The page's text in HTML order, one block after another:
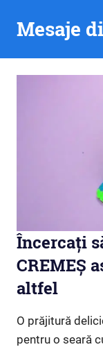
Mesaje
Încercați
CREMEȘ
altfel
O prăjitură
pentru o seară